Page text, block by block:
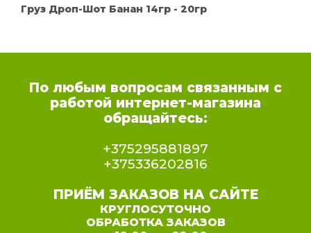
Груз Дроп-Шот Банан 14гр - 20гр
По любым вопросам связанным с
работой интернет-магазина
обращайтесь:
+375295881897
+375336202816
ПРИЁМ ЗАКАЗОВ НА САЙТЕ
КРУГЛОСУТОЧНО
ОБРАБОТКА ЗАКАЗОВ